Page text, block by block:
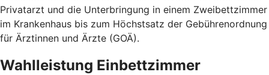
Privatarzt und die Unterbringung in einem Zweibettzimmer
im Krankenhaus bis zum Höchstsatz der Gebührenordnung
für Ärztinnen und Ärzte (GOÄ).
Wahlleistung Einbettzimmer